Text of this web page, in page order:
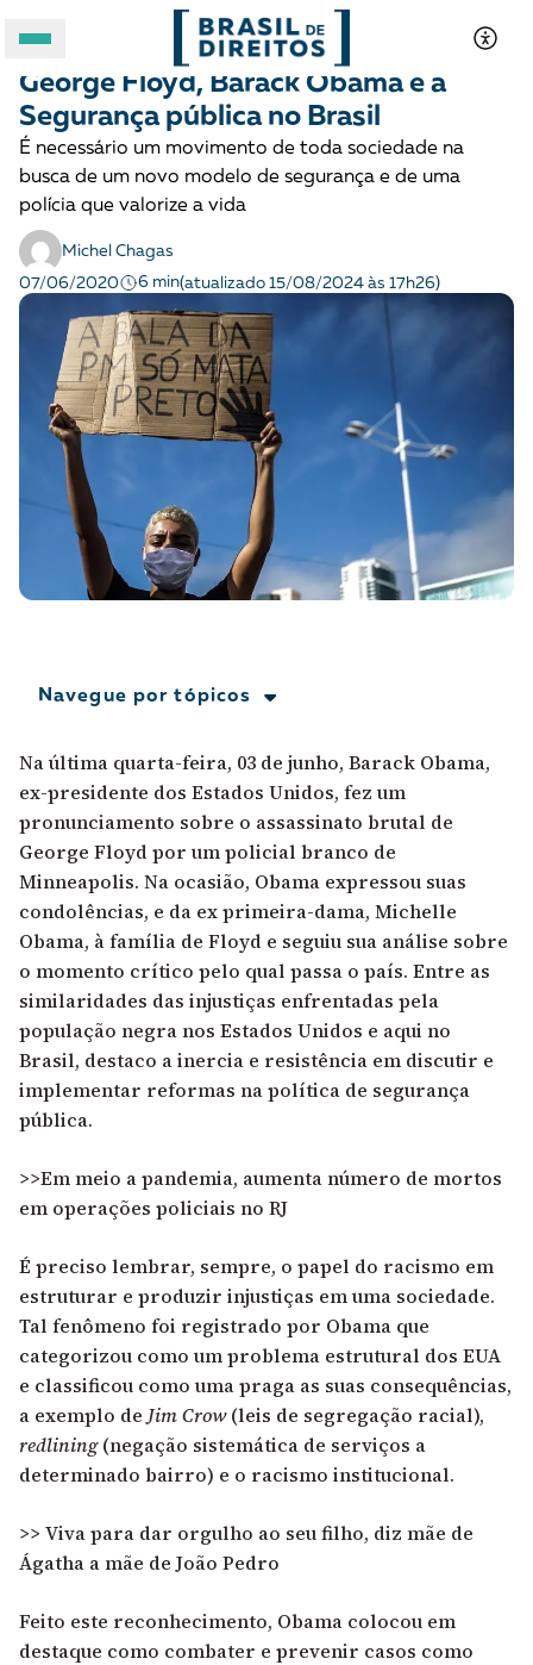
A BRASIL DE DIREITOS
ASSUNTOS
FORMATOS
Apoie a Brasil de Direitos
A [BD] conta as histórias de quem defende
direitos humanos no Brasil. Para continuar,
COMBATE AO RACISMO
Opinião
George Floyd, Barack Obama e a
Segurança pública no Brasil
É necessário um movimento de toda sociedade na
busca de um novo modelo de segurança e de uma
polícia que valorize a vida
Michel Chagas
07/06/2020
6 min(atualizado 15/08/2024 às 17h26)
Navegue por tópicos
Na última quarta-feira, 03 de junho, Barack Obama,
ex-presidente dos Estados Unidos, fez um
pronunciamento sobre o assassinato brutal de
George Floyd por um policial branco de
Minneapolis. Na ocasião, Obama expressou suas
condolências, e da ex primeira-dama, Michelle
Obama, à família de Floyd e seguiu sua análise sobre
o momento crítico pelo qual passa o país. Entre as
similaridades das injustiças enfrentadas pela
população negra nos Estados Unidos e aqui no
Brasil, destaco a inercia e resistência em discutir e
implementar reformas na política de segurança
pública.
>>Em meio a pandemia, aumenta número de mortos
em operações policiais no RJ
É preciso lembrar, sempre, o papel do racismo em
estruturar e produzir injustiças em uma sociedade.
Tal fenômeno foi registrado por Obama que
categorizou como um problema estrutural dos EUA
e classificou como uma praga as suas consequências,
a exemplo de Jim Crow(leis de segregação racial),
redlining(negação sistemática de serviços a
determinado bairro) e o racismo institucional.
>> Viva para dar orgulho ao seu filho, diz mãe de
Ágatha a mãe de João Pedro
Feito este reconhecimento, Obama colocou em
destaque como combater e prevenir casos como